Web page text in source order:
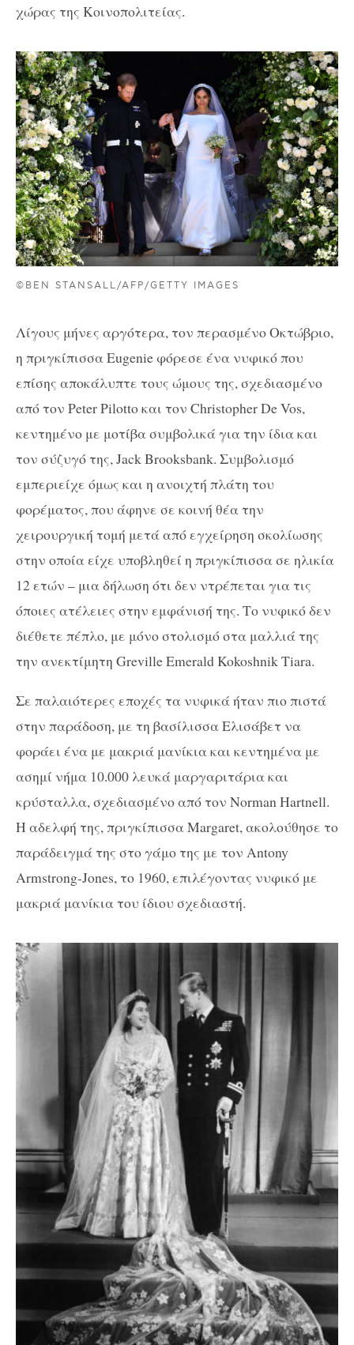
χώρας της Κοινοπολιτείας.
©BEN STANSALL/AFP/GETTY IMAGES
Λίγους μήνες αργότερα, τον περασμένο Οκτώβριο,
η πριγκίπισσα Eugenie φόρεσε ένα νυφικό που
επίσης αποκάλυπτε τους ώμους της, σχεδιασμένο
από τον Peter Pilotto και τον Christopher De Vos,
κεντημένο με μοτίβα συμβολικά για την ίδια και
τον σύζυγό της, Jack Brooksbank. Συμβολισμό
εμπεριείχε όμως και η ανοιχτή πλάτη του
φορέματος, που άφηνε σε κοινή θέα την
χειρουργική τομή μετά από εγχείρηση σκολίωσης
στην οποία είχε υποβληθεί η πριγκίπισσα σε ηλικία
12 ετών – μια δήλωση ότι δεν ντρέπεται για τις
όποιες ατέλειες στην εμφάνισή της. Το νυφικό δεν
διέθετε πέπλο, με μόνο στολισμό στα μαλλιά της
την ανεκτίμητη Greville Emerald Kokoshnik Tiara.
Σε παλαιότερες εποχές τα νυφικά ήταν πιο πιστά
στην παράδοση, με τη βασίλισσα Ελισάβετ να
φοράει ένα με μακριά μανίκια και κεντημένα με
ασημί νήμα 10.000 λευκά μαργαριτάρια και
κρύσταλλα, σχεδιασμένο από τον Norman Hartnell.
Η αδελφή της, πριγκίπισσα Margaret, ακολούθησε το
παράδειγμά της στο γάμο της με τον Antony
Armstrong-Jones, το 1960, επιλέγοντας νυφικό με
μακριά μανίκια του ίδιου σχεδιαστή.